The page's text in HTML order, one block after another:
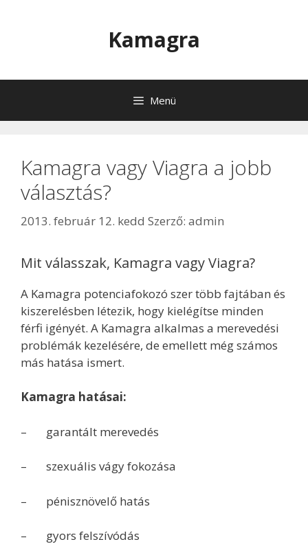
Kamagra
Menü
Kamagra vagy Viagra a jobb
választás?
2013. február 12. kedd Szerző: admin
Mit válasszak, Kamagra vagy Viagra?
A Kamagra potenciafokozó szer több fajtában és
kiszerelésben létezik, hogy kielégítse minden
férfi igényét. A Kamagra alkalmas a merevedési
problémák kezelésére, de emellett még számos
más hatása ismert.
Kamagra hatásai:
– garantált merevedés
– szexuális vágy fokozása
– pénisznövelő hatás
– gyors felszívódás